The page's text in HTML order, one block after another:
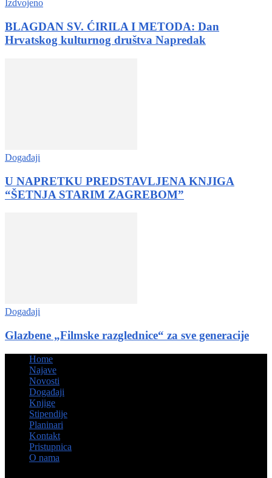
Izdvojeno
BLAGDAN SV. ĆIRILA I METODA: Dan
Hrvatskog kulturnog društva Napredak
Događaji
U NAPRETKU PREDSTAVLJENA KNJIGA
“ŠETNJA STARIM ZAGREBOM”
Događaji
Glazbene „Filmske razglednice“ za sve generacije
Home
Najave
Novosti
Događaji
Knjige
Stipendije
Planinari
Kontakt
Pristupnica
O nama